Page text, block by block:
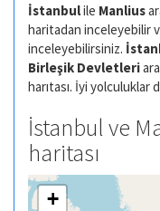
İstanbulile Manlius
haritadan inceleyebilir
inceleyebilirsiniz.
Birleşik Devletleri
harıtası. İyi yolculuklar
İstanbul ve
haritası
+